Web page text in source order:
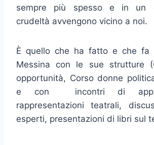
sempre più spesso e in un
crudeltà avvengono vicino a noi.
È quello che ha fatto e che fa
Messina con le sue strutture
opportunità, Corso donne
e con incontri di
rappresentazioni teatrali,
esperti, presentazioni di libri sul